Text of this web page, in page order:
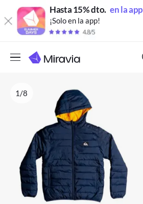
Hasta 15% dto. en la app
¡Solo en la app!
1/8